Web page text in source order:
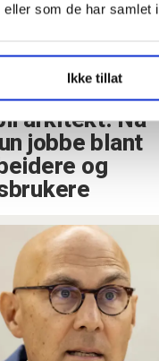
eller som de har samlet
Ikke tillat
drømte hun
arkitekt. Nå
jobbe blant
og